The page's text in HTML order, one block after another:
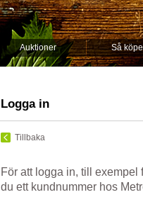
Auktioner Så
Logga in
Tillbaka
För att logga in, till exempel
du ett kundnummer hos